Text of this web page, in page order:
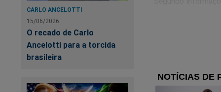
CARLO ANCELOTTI
15/06/2026
O recado de Carlo
Ancelotti para a torcida
brasileira
penitenciário. O
escorpiões
pública.